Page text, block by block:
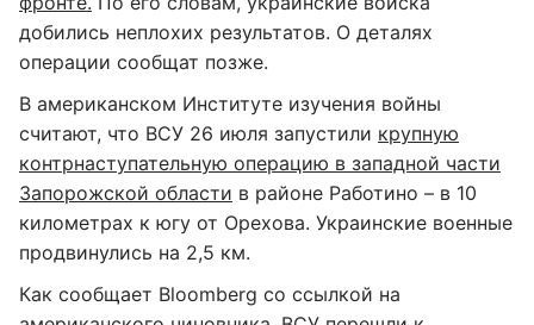
добились неплохих результатов. О деталях
операции сообщат позже.
В американском Институте изучения войны
считают, что ВСУ 26 июля запустили крупную
контрнаступательную операцию в западной части
Запорожской области в районе Работино – в 10
километрах к югу от Орехова. Украинские военные
продвинулись на 2,5 км.
Как сообщает Bloomberg со ссылкой на